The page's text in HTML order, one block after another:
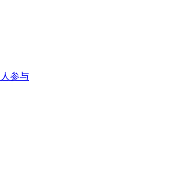
人参与